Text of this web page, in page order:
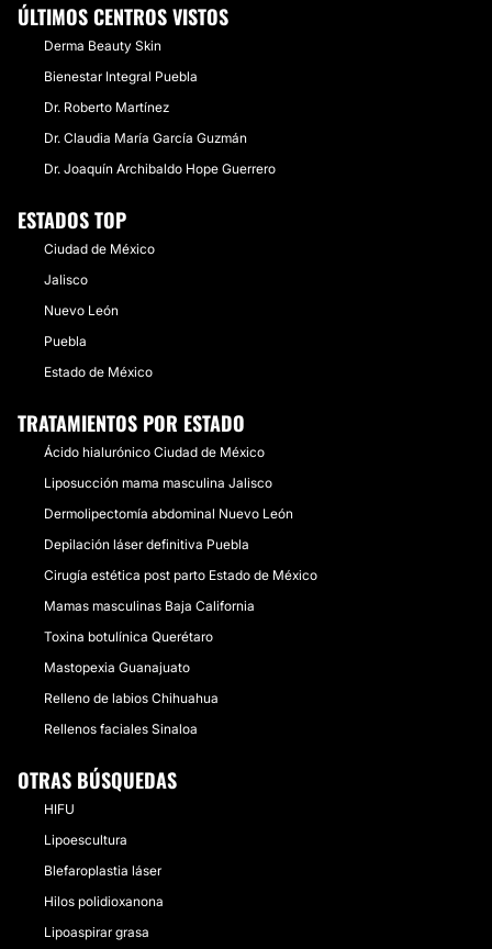
ÚLTIMOS CENTROS VISTOS
Derma Beauty Skin
Bienestar Integral Puebla
Dr. Roberto Martínez
Dr. Claudia María García Guzmán
Dr. Joaquín Archibaldo Hope Guerrero
ESTADOS TOP
Ciudad de México
Jalisco
Nuevo León
Puebla
Estado de México
TRATAMIENTOS POR ESTADO
Ácido hialurónico Ciudad de México
Liposucción mama masculina Jalisco
Dermolipectomía abdominal Nuevo León
Depilación láser definitiva Puebla
Cirugía estética post parto Estado de México
Mamas masculinas Baja California
Toxina botulínica Querétaro
Mastopexia Guanajuato
Relleno de labios Chihuahua
Rellenos faciales Sinaloa
OTRAS BÚSQUEDAS
HIFU
Lipoescultura
Blefaroplastia láser
Hilos polidioxanona
Lipoaspirar grasa